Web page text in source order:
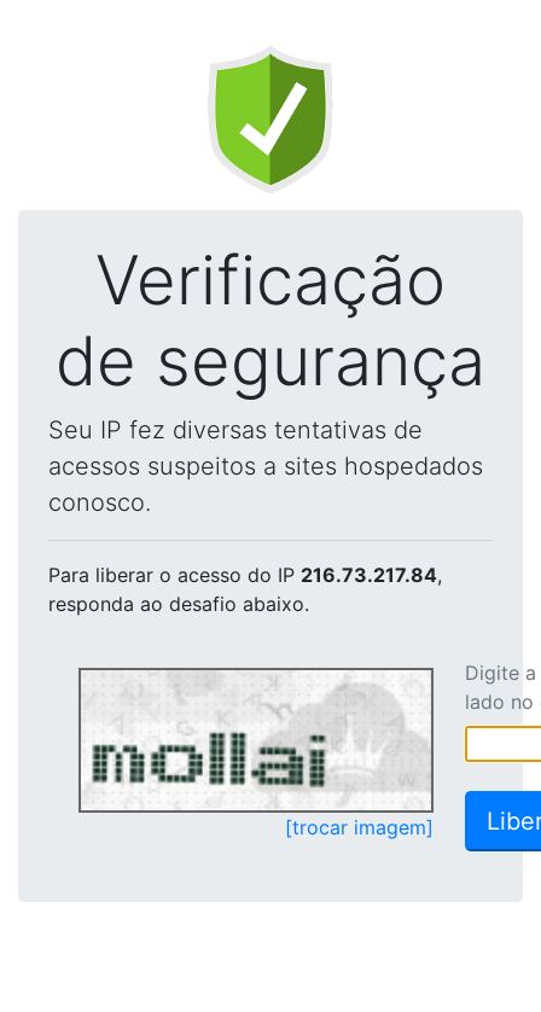
Verificação
de segurança
Seu IP fez diversas tentativas de
acessos suspeitos a sites hospedados
conosco.
Para liberar o acesso do IP 216.73.217.84,
responda ao desafio abaixo.
[trocar imagem]
Digite
lado no